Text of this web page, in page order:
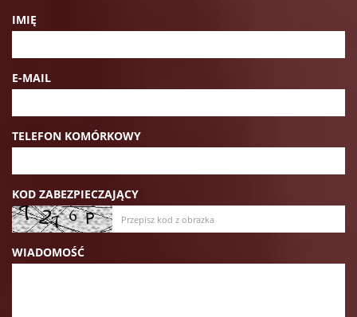
IMIĘ
E-MAIL
TELEFON KOMÓRKOWY
KOD ZABEZPIECZAJĄCY
WIADOMOŚĆ